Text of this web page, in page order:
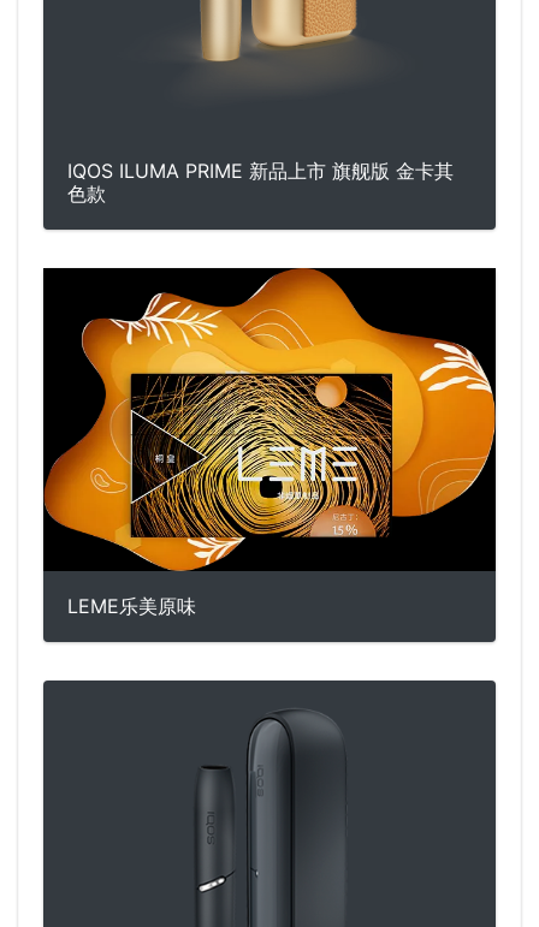
IQOS ILUMA PRIME 新品上市 旗舰版 金卡其
色款
LEME乐美原味